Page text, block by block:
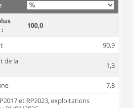
100,0
90,9
de la
1,3
7,8
et RP2023, exploitations